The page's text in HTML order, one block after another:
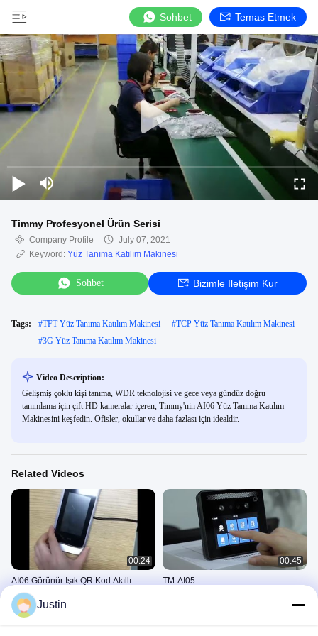
Sohbet Temas Etmek
Timmy Profesyonel Ürün Serisi
Company Profile
July 07, 2021
Keyword: Yüz Tanıma Katılım Makinesi
Sohbet Bizimle Iletişim Kur
Tags: #TFT Yüz Tanıma Katılım Makinesi #TCP Yüz Tanıma Katılım Makinesi
#3G Yüz Tanıma Katılım Makinesi
Video Description:
Gelişmiş çoklu kişi tanıma, WDR teknolojisi ve gece veya gündüz doğru
tanımlama için çift HD kameralar içeren, Timmy'nin AI06 Yüz Tanıma Katılım
Makinesini keşfedin. Ofisler, okullar ve daha fazlası için idealdir.
Related Videos
00:24
AI06 Görünür Işık QR Kod Akıllı
Erişim Kontrolü Yüz Tanıma Saatli
Devam Sistemi
Face Aaccess Control
00:45
TM-AI05
Justin